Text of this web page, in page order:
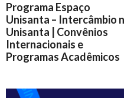
Programa Espaço
Unisanta – Intercâmbio
Unisanta | Convênios
Internacionais e
Programas Acadêmicos